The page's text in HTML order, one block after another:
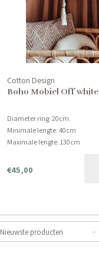
Cotton Design
Boho Mobiel Off white
Diameter ring: 20cm.
Minimale lengte: 40cm
Maximale lengte: 130cm
€45,00
Nieuwste producten